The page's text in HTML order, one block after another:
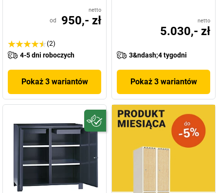
netto
od 950,- zł
(2)
4-5 dni roboczych
Pokaż 3 wariantów
netto
5.030,- zł
3&ndash;4 tygodni
Pokaż 3 wariantów